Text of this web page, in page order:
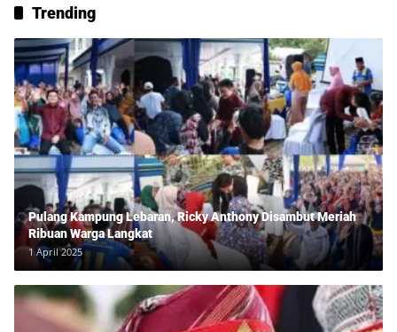
Trending
Pulang Kampung Lebaran, Ricky Anthony Disambut Meriah
Ribuan Warga Langkat
1 April 2025